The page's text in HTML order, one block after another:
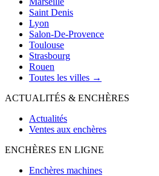
Saint Denis
Lyon
Salon-De-Provence
Toulouse
Strasbourg
Rouen
Toutes les villes →
ACTUALITÉS & ENCHÈRES
Actualités
Ventes aux enchères
ENCHÈRES EN LIGNE
Enchères machines